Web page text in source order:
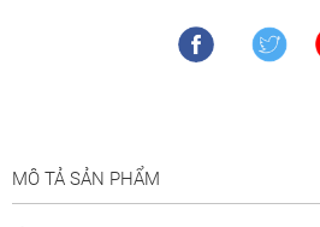
MÔ TẢ SẢN PHẨM